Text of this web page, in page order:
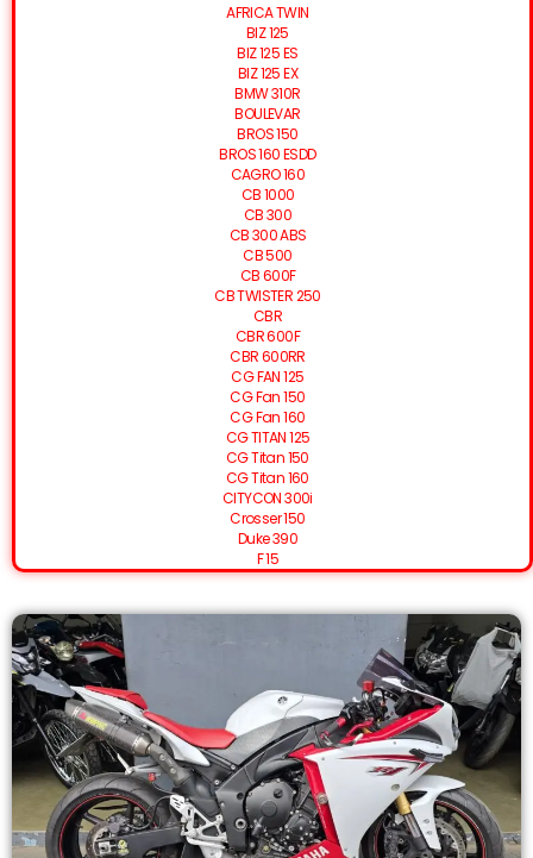
AFRICA TWIN
BIZ 125
BIZ 125 ES
BIZ 125 EX
BMW 310R
BOULEVAR
BROS 150
BROS 160 ESDD
CAGRO 160
CB 1000
CB 300
CB 300 ABS
CB 500
CB 600F
CB TWISTER 250
CBR
CBR 600F
CBR 600RR
CG FAN 125
CG Fan 150
CG Fan 160
CG TITAN 125
CG Titan 150
CG Titan 160
CITYCON 300i
Crosser 150
Duke 390
F 15